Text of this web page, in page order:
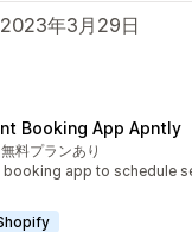
2023年3月29日
Booking App Apntly
：1540件
無料プランあり
app to schedule